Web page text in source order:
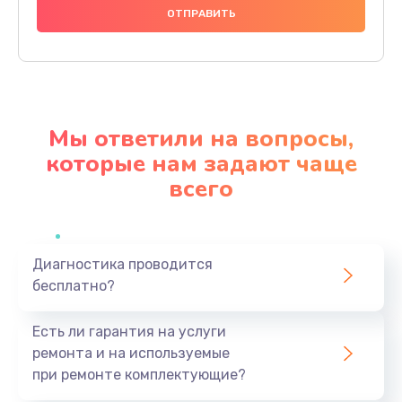
1000 руб.
Заказать
Профилактическая чистка
Заказать
Мы ответили на вопросы,
которые нам задают чаще
всего
Диагностика проводится
бесплатно?
Есть ли гарантия на услуги
ремонта и на используемые
при ремонте комплектующие?